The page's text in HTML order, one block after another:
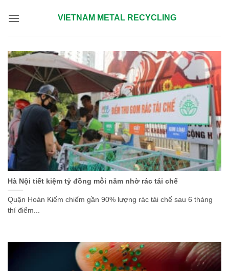
qua
VIETNAM METAL RECYCLING
Hà Nội tiết kiệm tỷ đồng mỗi năm nhờ rác tái chế
Quận Hoàn Kiếm chiếm gần 90% lượng rác tái chế sau 6 tháng
thí điểm...